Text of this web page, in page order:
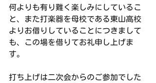
何よりも有り難く楽しみにしているこ
と、また打楽器を母校である東山高校
よりお借りしていることにつきまして
も、この場を借りてお礼申し上げま
す。
打ち上げは二次会からのご参加でした